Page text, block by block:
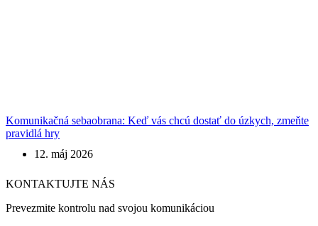
Komunikačná sebaobrana: Keď vás chcú dostať do úzkych, zmeňte
pravidlá hry
12. máj 2026
KONTAKTUJTE NÁS
Prevezmite kontrolu nad svojou komunikáciou